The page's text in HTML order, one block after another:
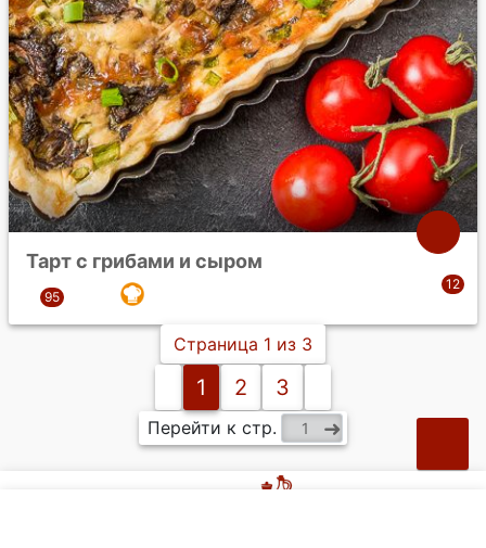
Тарт с грибами и сыром
Страница 1 из 3
1 2 3
Перейти к стр.